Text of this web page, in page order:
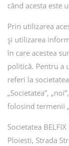
când acesta este
Prin utilizarea
și utilizarea
în care acestea
politică. Pentru a
referi la
„Societatea”,
folosind termenii
Societatea
Ploiesti, Strada